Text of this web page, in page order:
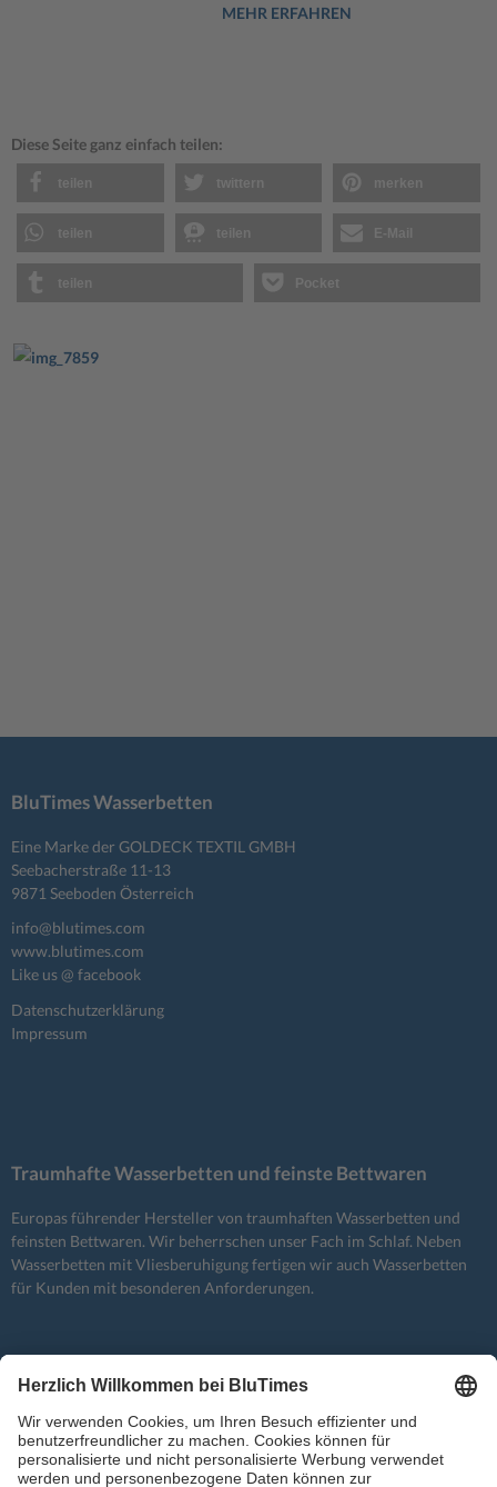
MEHR ERFAHREN
Diese Seite ganz einfach teilen:
teilen twittern merken
teilen teilen E-Mail
teilen Pocket
BluTimes Wasserbetten
Eine Marke der GOLDECK TEXTIL GMBH
Seebacherstraße 11-13
9871 Seeboden Österreich
info@blutimes.com
www.blutimes.com
Like us @ facebook
Datenschutzerklärung
Impressum
Traumhafte Wasserbetten und feinste Bettwaren
Europas führender Hersteller von traumhaften Wasserbetten und
feinsten Bettwaren. Wir beherrschen unser Fach im Schlaf. Neben
Wasserbetten mit Vliesberuhigung fertigen wir auch Wasserbetten
für Kunden mit besonderen Anforderungen.
BluCloud | Schlagwörter
Allergien atmung Bauchlage bezug Decke einschlaftipps Entspannung